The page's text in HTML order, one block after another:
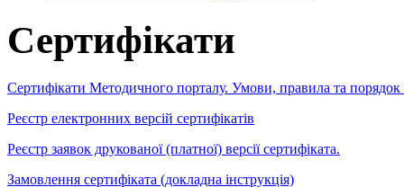
Сертифікати
Сертифікати Методичного порталу. Умови, правила та порядок
Реєстр електронних версій сертифікатів
Реєстр заявок друкованої (платної) версії сертифіката.
Замовлення сертифіката (докладна інструкція)